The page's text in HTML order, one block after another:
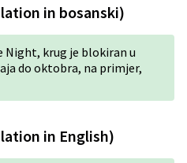
in bosanski)
Night, krug je blokiran u
do oktobra, na primjer,
in English)